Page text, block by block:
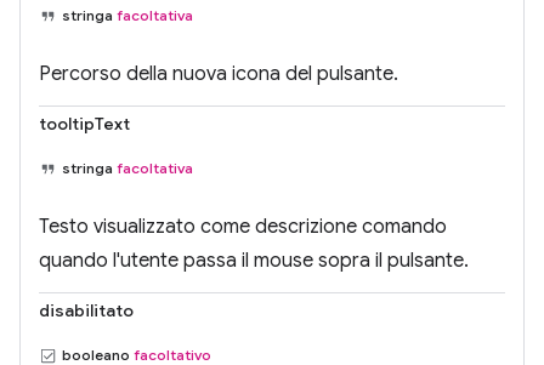
stringa facoltativa
Percorso della nuova icona del pulsante.
tooltipText
stringa facoltativa
Testo visualizzato come descrizione comando
quando l'utente passa il mouse sopra il pulsante.
disabilitato
booleano facoltativo